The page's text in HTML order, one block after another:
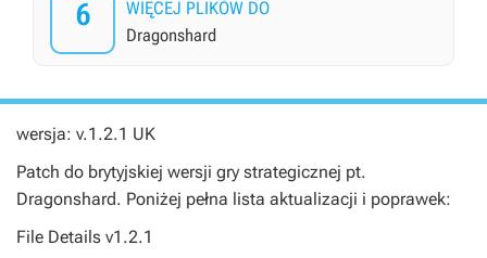
6
WIĘCEJ PLIKÓW DO
Dragonshard
wersja: v.1.2.1 UK
Patch do brytyjskiej wersji gry strategicznej pt.
Dragonshard. Poniżej pełna lista aktualizacji i poprawek:
File Details v1.2.1